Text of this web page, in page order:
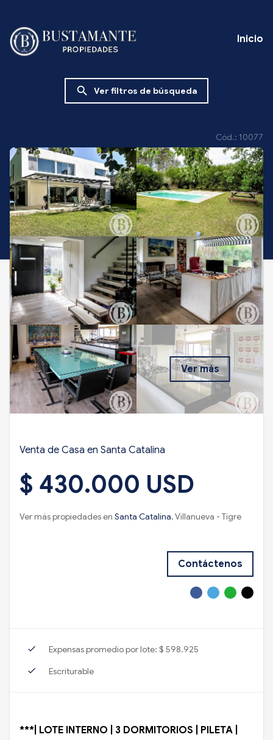
Inicio
search Ver filtros de búsqueda
Cód.: 10077
Ver más
Venta de Casa en Santa Catalina
$ 430.000 USD
Ver más propiedades en Santa Catalina, Villanueva - Tigre
Contáctenos
check Expensas promedio por lote: $ 598.925
check Escriturable
***| LOTE INTERNO | 3 DORMITORIOS | PILETA |